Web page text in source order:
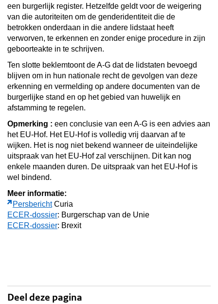
een burgerlijk register. Hetzelfde geldt voor de weigering
van die autoriteiten om de genderidentiteit die de
betrokken onderdaan in die andere lidstaat heeft
verworven, te erkennen en zonder enige procedure in zijn
geboorteakte in te schrijven.
Ten slotte beklemtoont de A-G dat de lidstaten bevoegd
blijven om in hun nationale recht de gevolgen van deze
erkenning en vermelding op andere documenten van de
burgerlijke stand en op het gebied van huwelijk en
afstamming te regelen.
Opmerking : een conclusie van een A-G is een advies aan
het EU-Hof. Het EU-Hof is volledig vrij daarvan af te
wijken. Het is nog niet bekend wanneer de uiteindelijke
uitspraak van het EU-Hof zal verschijnen. Dit kan nog
enkele maanden duren. De uitspraak van het EU-Hof is
wel bindend.
Meer informatie:
Persbericht Curia
ECER-dossier: Burgerschap van de Unie
ECER-dossier: Brexit
Deel deze pagina